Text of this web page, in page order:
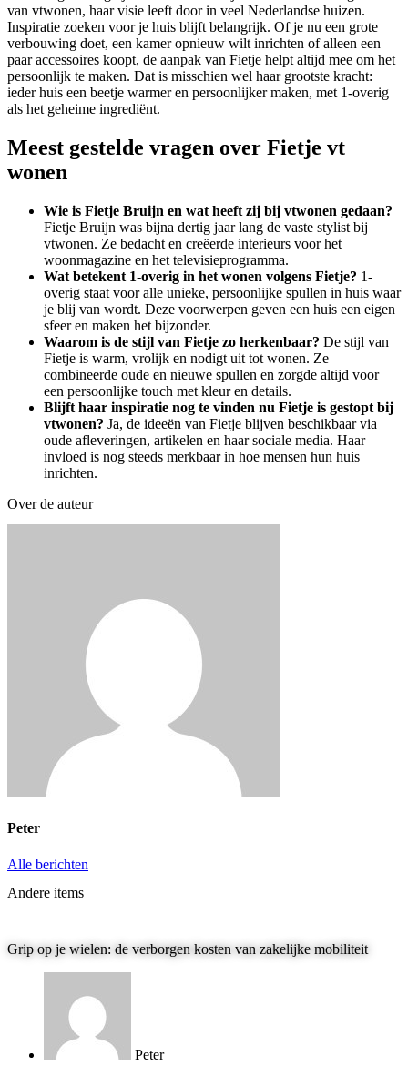
van vtwonen, haar visie leeft door in veel Nederlandse huizen.
Inspiratie zoeken voor je huis blijft belangrijk. Of je nu een grote
verbouwing doet, een kamer opnieuw wilt inrichten of alleen een
paar accessoires koopt, de aanpak van Fietje helpt altijd mee om het
persoonlijk te maken. Dat is misschien wel haar grootste kracht:
ieder huis een beetje warmer en persoonlijker maken, met 1-overig
als het geheime ingrediënt.
Meest gestelde vragen over Fietje vt
wonen
Wie is Fietje Bruijn en wat heeft zij bij vtwonen gedaan?
Fietje Bruijn was bijna dertig jaar lang de vaste stylist bij
vtwonen. Ze bedacht en creëerde interieurs voor het
woonmagazine en het televisieprogramma.
Wat betekent 1-overig in het wonen volgens Fietje? 1-
overig staat voor alle unieke, persoonlijke spullen in huis waar
je blij van wordt. Deze voorwerpen geven een huis een eigen
sfeer en maken het bijzonder.
Waarom is de stijl van Fietje zo herkenbaar? De stijl van
Fietje is warm, vrolijk en nodigt uit tot wonen. Ze
combineerde oude en nieuwe spullen en zorgde altijd voor
een persoonlijke touch met kleur en details.
Blijft haar inspiratie nog te vinden nu Fietje is gestopt bij
vtwonen? Ja, de ideeën van Fietje blijven beschikbaar via
oude afleveringen, artikelen en haar sociale media. Haar
invloed is nog steeds merkbaar in hoe mensen hun huis
inrichten.
Over de auteur
Peter
Alle berichten
Andere items
Grip op je wielen: de verborgen kosten van zakelijke mobiliteit
Peter